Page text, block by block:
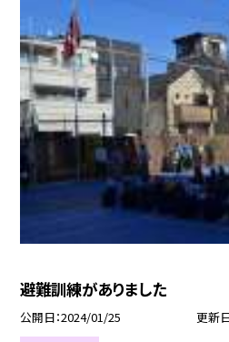
避難訓練がありました
公開日 2024/01/25 更新